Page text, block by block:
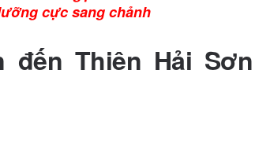
cực sang chảnh
Thiên Hải Sơn